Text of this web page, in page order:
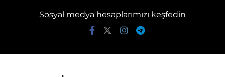
Sosyal medya hesaplarımızı keşfedin